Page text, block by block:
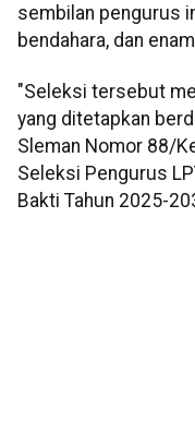
sembilan pengurus
bendahara, dan
"Seleksi tersebut
yang ditetapkan
Sleman Nomor 88/
Seleksi Pengurus
Bakti Tahun 2025-